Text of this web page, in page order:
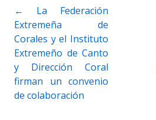
Navegación
de
entradas
←
La Federación
Extremeña de
Corales y el Instituto
Extremeño de Canto
y Dirección Coral
firman un convenio
de colaboración